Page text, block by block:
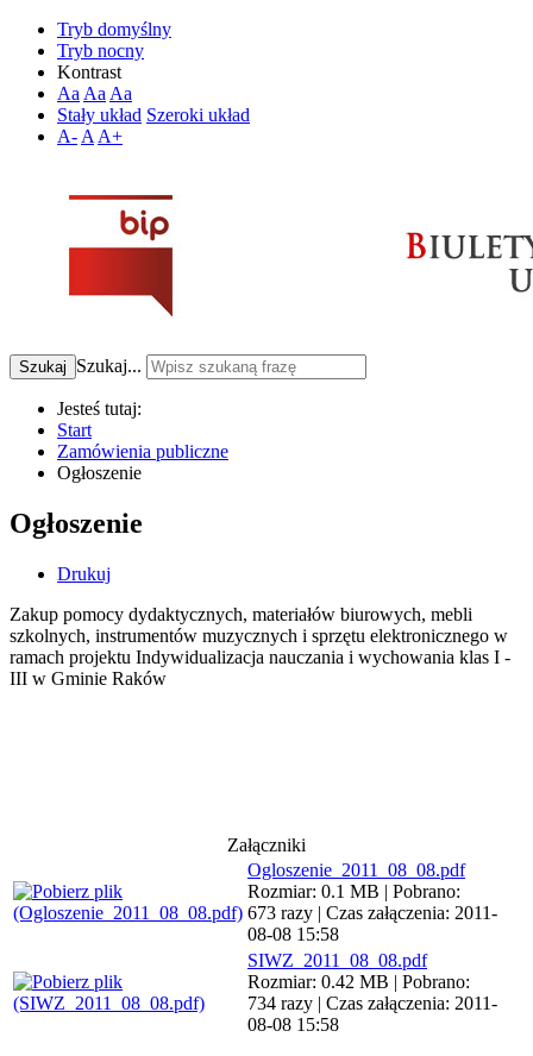
Tryb domyślny
Tryb nocny
Kontrast
Aa Aa Aa
Stały układ Szeroki układ
A- A A+
Szukaj Szukaj...
Jesteś tutaj:
Start
Zamówienia publiczne
Ogłoszenie
Ogłoszenie
Drukuj
Zakup pomocy dydaktycznych, materiałów biurowych, mebli
szkolnych, instrumentów muzycznych i sprzętu elektronicznego w
ramach projektu Indywidualizacja nauczania i wychowania klas I -
III w Gminie Raków
Załączniki
Ogloszenie_2011_08_08.pdf
Rozmiar: 0.1 MB | Pobrano:
673 razy | Czas załączenia: 2011-
08-08 15:58
SIWZ_2011_08_08.pdf
Rozmiar: 0.42 MB | Pobrano:
734 razy | Czas załączenia: 2011-
08-08 15:58